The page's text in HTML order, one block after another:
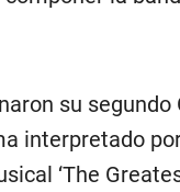
su
interpretado
‘The